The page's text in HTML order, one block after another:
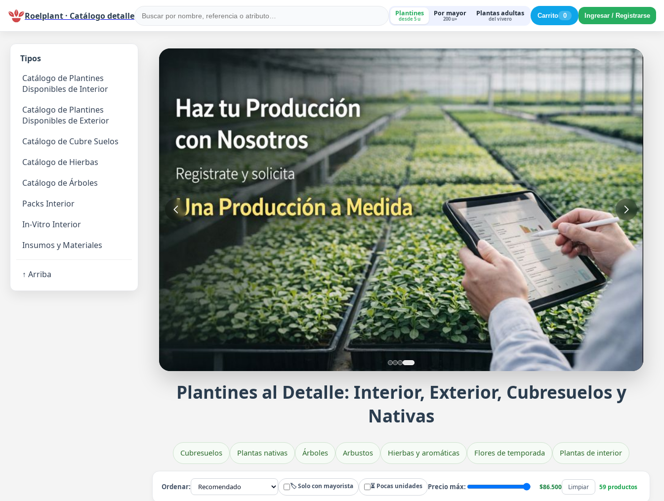
Roelplant · Catálogo detalle Plantines
desde 5 u
Por mayor
200 u+
Plantas adultas
del vivero Carrito 0 Ingresar / Registrarse
Haz tu producción con nosotros
Plantines al Detalle: Interior, Exterior, Cubresuelos y
Nativas
Cubresuelos Plantas nativas Árboles Arbustos Hierbas y aromáticas Flores de temporada Plantas de interior
Ordenar: 🏷️ Solo con mayorista ⏳ Pocas unidades Precio máx: $86.500 Limpiar 59 productos
Tipos
Catálogo de Plantines
Disponibles de Interior
Catálogo de Plantines
Disponibles de Exterior
Catálogo de Cubre Suelos
Catálogo de Hierbas
Catálogo de Árboles
Packs Interior
In-Vitro Interior
Insumos y Materiales
↑ Arriba